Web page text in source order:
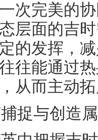
次完美的
层面的吉
的发挥，
往能通过
从而主动
捉与创造